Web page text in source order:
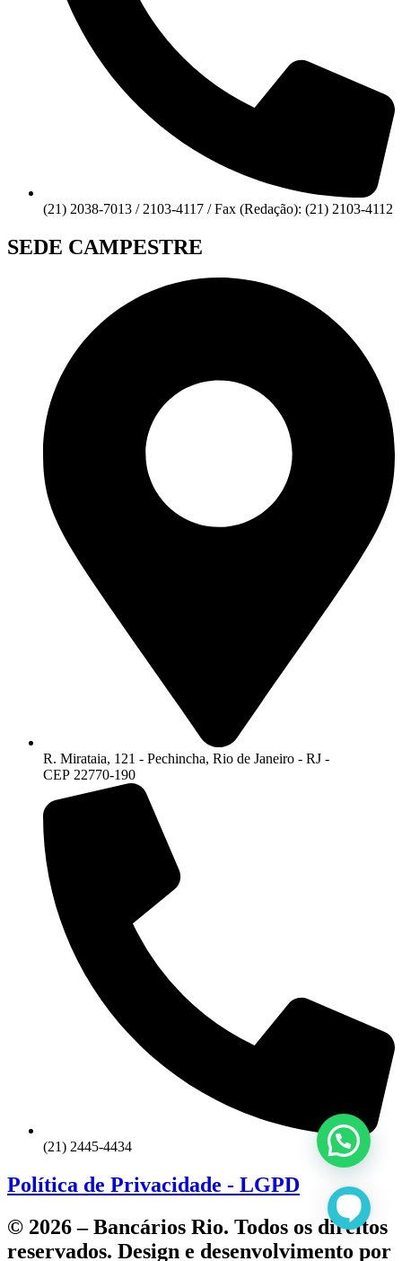
(21) 2038-7013 / 2103-4117 / Fax (Redação): (21) 2103-4112
SEDE CAMPESTRE
R. Mirataia, 121 - Pechincha, Rio de Janeiro - RJ -
CEP 22770-190
(21) 2445-4434
Política de Privacidade - LGPD
© 2026 – Bancários Rio. Todos os direitos
reservados. Design e desenvolvimento por